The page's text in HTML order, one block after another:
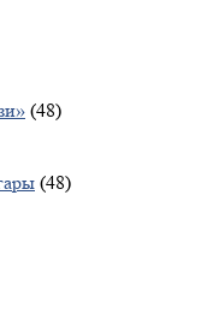
(48)
(48)